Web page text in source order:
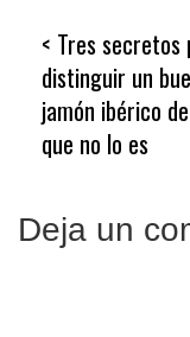
de
entradas
Tres secretos
distinguir un
jamón ibérico
que no lo es
Deja un